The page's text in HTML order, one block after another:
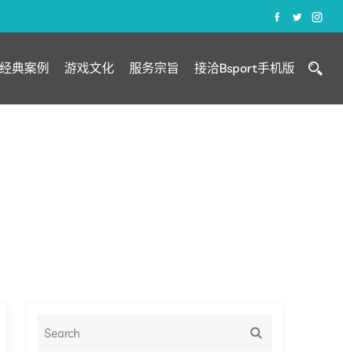
经典案例 游戏文化 服务宗旨 接洽Bsport手机版
夺荣耀之战